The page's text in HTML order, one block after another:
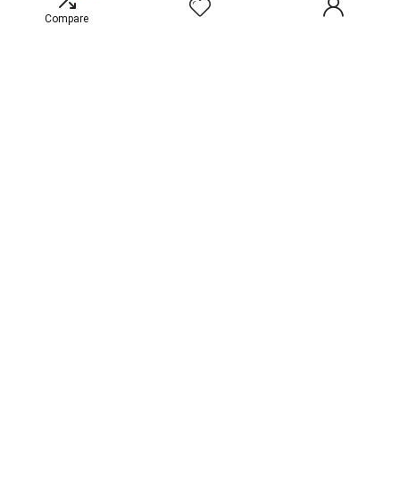
Compare
Snelle Links